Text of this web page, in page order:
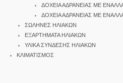
ΔΟΧΕΙΑ ΑΔΡΑΝΕΙΑΣ ΜΕ
ΔΟΧΕΙΑ ΑΔΡΑΝΕΙΑΣ ΜΕ
ΣΩΛΗΝΕΣ ΗΛΙΑΚΩΝ
ΕΞΑΡΤΗΜΑΤΑ ΗΛΙΑΚΩΝ
ΥΛΙΚΑ ΣΥΝΔΕΣΗΣ ΗΛΙΑΚΩΝ
ΚΛΙΜΑΤΙΣΜΟΣ